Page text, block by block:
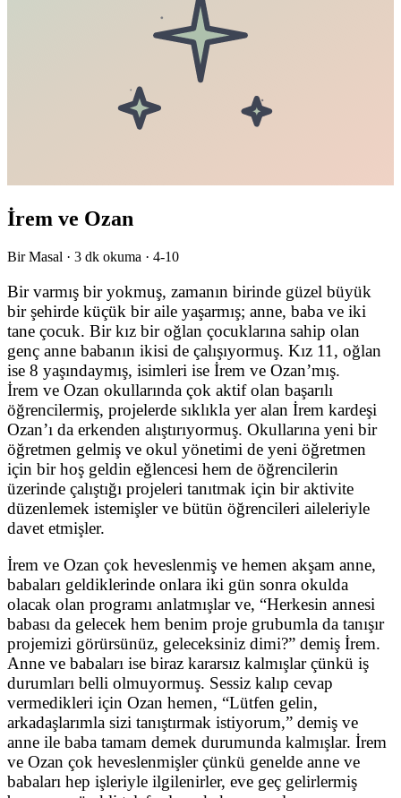
İrem ve Ozan
Bir Masal · 3 dk okuma · 4-10
Bir varmış bir yokmuş, zamanın birinde güzel büyük
bir şehirde küçük bir aile yaşarmış; anne, baba ve iki
tane çocuk. Bir kız bir oğlan çocuklarına sahip olan
genç anne babanın ikisi de çalışıyormuş. Kız 11, oğlan
ise 8 yaşındaymış, isimleri ise İrem ve Ozan’mış.
İrem ve Ozan okullarında çok aktif olan başarılı
öğrencilermiş, projelerde sıklıkla yer alan İrem kardeşi
Ozan’ı da erkenden alıştırıyormuş. Okullarına yeni bir
öğretmen gelmiş ve okul yönetimi de yeni öğretmen
için bir hoş geldin eğlencesi hem de öğrencilerin
üzerinde çalıştığı projeleri tanıtmak için bir aktivite
düzenlemek istemişler ve bütün öğrencileri aileleriyle
davet etmişler.
İrem ve Ozan çok heveslenmiş ve hemen akşam anne,
babaları geldiklerinde onlara iki gün sonra okulda
olacak olan programı anlatmışlar ve, “Herkesin annesi
babası da gelecek hem benim proje grubumla da tanışır
projemizi görürsünüz, geleceksiniz dimi?” demiş İrem.
Anne ve babaları ise biraz kararsız kalmışlar çünkü iş
durumları belli olmuyormuş. Sessiz kalıp cevap
vermedikleri için Ozan hemen, “Lütfen gelin,
arkadaşlarımla sizi tanıştırmak istiyorum,” demiş ve
anne ile baba tamam demek durumunda kalmışlar. İrem
ve Ozan çok heveslenmişler çünkü genelde anne ve
babaları hep işleriyle ilgilenirler, eve geç gelirlermiş